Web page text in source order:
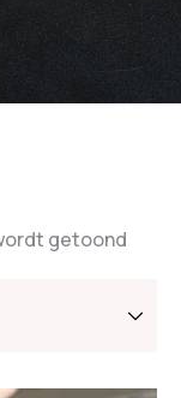
getoond